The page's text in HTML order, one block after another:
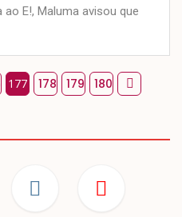
E!, Maluma avisou que
177 178 179 180